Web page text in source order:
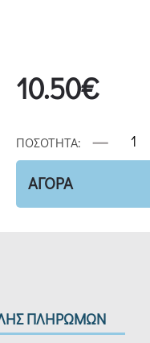
10.50€
ΠΟΣΟΤΗΤΑ:
ΑΓΟΡΑ
ΠΛΗΡΩΜΩΝ